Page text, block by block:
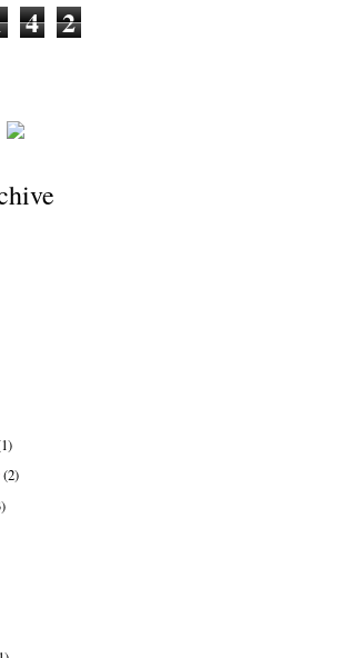
4 2
(2)